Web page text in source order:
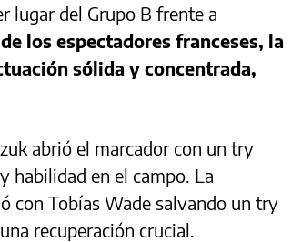
lugar del Grupo B frente a
los espectadores franceses, la
sólida y concentrada,
abrió el marcador con un try
habilidad en el campo. La
con Tobías Wade salvando un try
recuperación crucial.